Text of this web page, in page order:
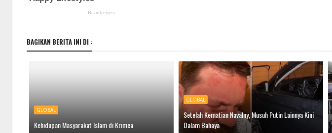
BAGIKAN BERITA INI DI :
GLOBAL
Kehidupan Masyarakat Islam di Krimea
GLOBAL
Setelah Kematian Navalny, Musuh Putin Lainnya Kini
Dalam Bahaya